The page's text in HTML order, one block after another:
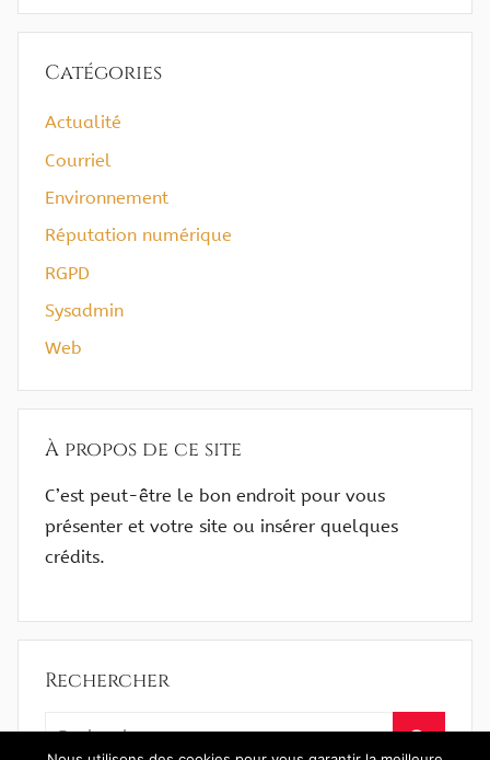
Catégories
Actualité
Courriel
Environnement
Réputation numérique
RGPD
Sysadmin
Web
À propos de ce site
C’est peut-être le bon endroit pour vous
présenter et votre site ou insérer quelques
crédits.
Rechercher
Recherche